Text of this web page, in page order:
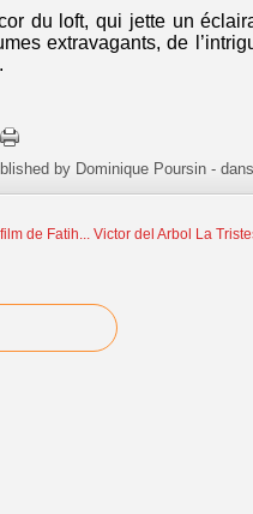
du loft, qui jette un
extravagants, de
by Dominique Poursin -
de Fatih... Victor del Arbol La